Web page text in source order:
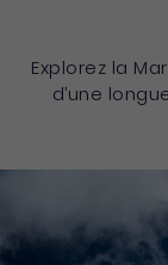
Explorez la
d’une